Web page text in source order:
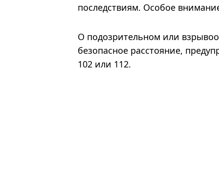
последствиям. Особое
О подозрительном или
безопасное расстояние,
102 или 112.